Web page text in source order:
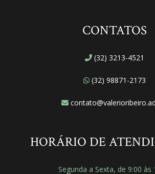
CONTATOS
(32) 3213-4521
(32) 98871-2173
HORÁRIO DE
Segunda a Sexta, de 9:00 às